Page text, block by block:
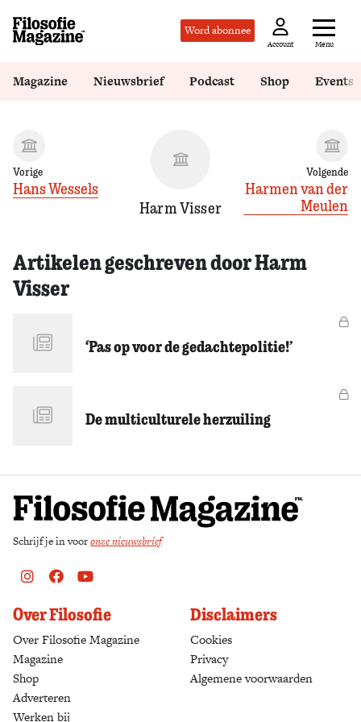
Word abonnee
Account Menu
Magazine Nieuwsbrief Podcast Shop Events
Vorige
Hans Wessels
Harm Visser
Volgende
Harmen van der
Meulen
Artikelen geschreven door Harm
Visser
‘Pas op voor de gedachtepolitie!’
De multiculturele herzuiling
Schrijf je in vooronze nieuwsbrief
Instagram
FacebookYoutube
Over Filosofie
Over Filosofie Magazine
Magazine
Shop
Adverteren
Werken bij
Disclaimers
Cookies
Privacy
Algemene voorwaarden